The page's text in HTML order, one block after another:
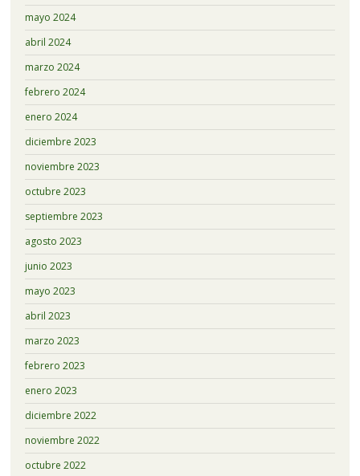
mayo 2024
abril 2024
marzo 2024
febrero 2024
enero 2024
diciembre 2023
noviembre 2023
octubre 2023
septiembre 2023
agosto 2023
junio 2023
mayo 2023
abril 2023
marzo 2023
febrero 2023
enero 2023
diciembre 2022
noviembre 2022
octubre 2022